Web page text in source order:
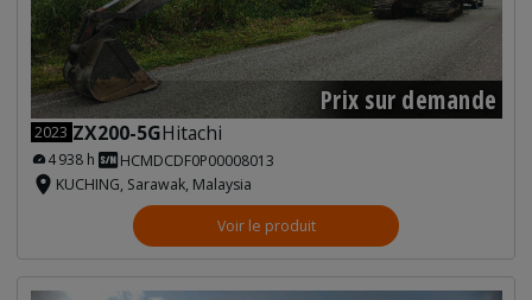
Prix sur demande
2023 ZX200-5GHitachi
4 938 h
HCMDCDF0P00008013
KUCHING, Sarawak, Malaysia
Voir le produit